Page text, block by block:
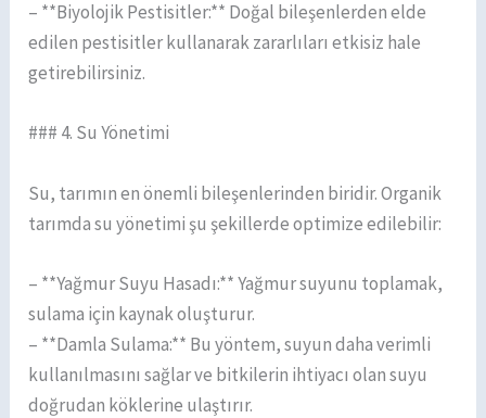
– **Biyolojik Pestisitler:** Doğal bileşenlerden elde
edilen pestisitler kullanarak zararlıları etkisiz hale
getirebilirsiniz.
### 4. Su Yönetimi
Su, tarımın en önemli bileşenlerinden biridir. Organik
tarımda su yönetimi şu şekillerde optimize edilebilir:
– **Yağmur Suyu Hasadı:** Yağmur suyunu toplamak,
sulama için kaynak oluşturur.
– **Damla Sulama:** Bu yöntem, suyun daha verimli
kullanılmasını sağlar ve bitkilerin ihtiyacı olan suyu
doğrudan köklerine ulaştırır.